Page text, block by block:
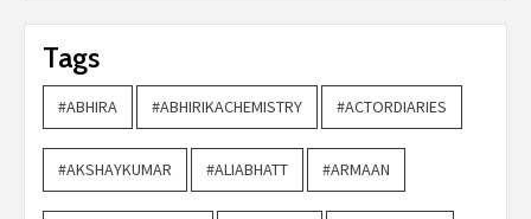
Tags
#ABHIRA #ABHIRIKACHEMISTRY #ACTORDIARIES
#AKSHAYKUMAR #ALIABHATT #ARMAAN